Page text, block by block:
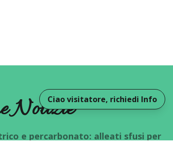
Ciao visitatore, richiedi Info
Notizie
e percarbonato: alleati sfusi per